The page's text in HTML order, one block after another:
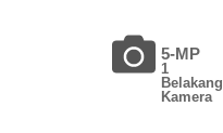
5-MP
1
Belakang
Kamera